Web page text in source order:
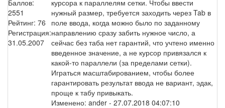
Баллов:
2551
Рейтинг: 76
Регистрация:
31.05.2007
курсора к параллелям сетки. Чтобы ввести
нужный размер, требуется заходить через Tab в
поле ввода, когда можно было по заданному
направлению сразу забить нужное число, а
сейчас без таба нет гарантий, что учтено именно
введенное значение, а не курсор привязался к
какой-то параллели (за пределами сетки).
Играться масштабированием, чтобы более
гарантировать результат ввода не вариант, эдак,
проще к табу привыкать.
Изменено: ander - 27.07.2018 04:07:10